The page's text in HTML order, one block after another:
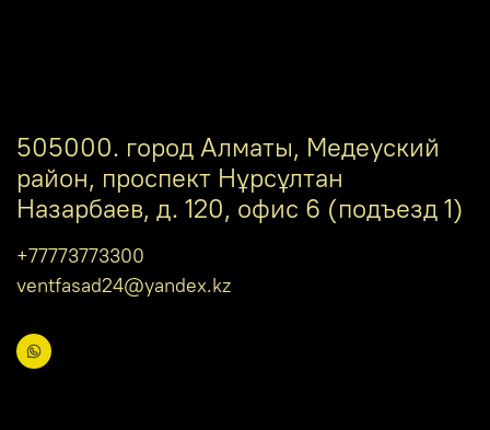
505000. город Алматы, Медеуский
район, проспект Нұрсұлтан
Назарбаев, д. 120, офис 6 (подъезд 1)
+77773773300
ventfasad24@yandex.kz